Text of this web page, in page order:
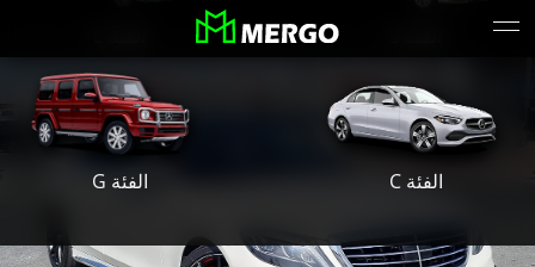
الفئة C الفئة G